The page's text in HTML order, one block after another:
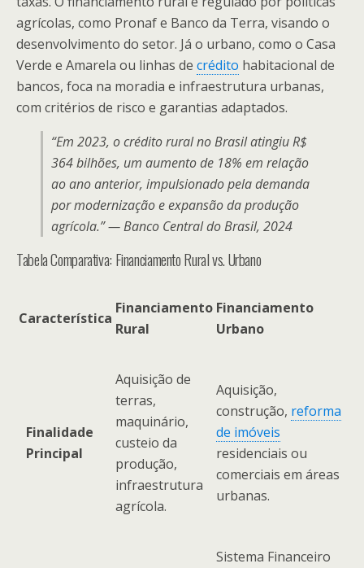
agrícolas, como Pronaf e Banco da Terra, visando o
desenvolvimento do setor. Já o urbano, como o Casa
Verde e Amarela ou linhas de crédito habitacional de
bancos, foca na moradia e infraestrutura urbanas,
com critérios de risco e garantias adaptados.
“Em 2023, o crédito rural no Brasil atingiu R$
364 bilhões, um aumento de 18% em relação
ao ano anterior, impulsionado pela demanda
por modernização e expansão da produção
agrícola.” — Banco Central do Brasil, 2024
Tabela Comparativa: Financiamento Rural vs. Urbano
Característica
Financiamento
Rural
Financiamento
Urbano
Finalidade
Principal
Aquisição de
terras,
maquinário,
custeio da
produção,
infraestrutura
agrícola.
Aquisição,
construção, reforma
de imóveis
residenciais ou
comerciais em áreas
urbanas.
Sistema Financeiro